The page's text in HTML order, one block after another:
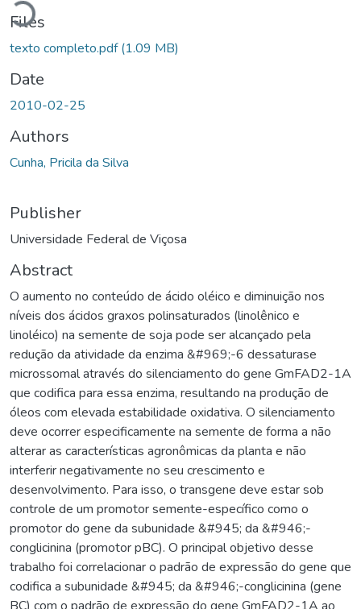
Loading...
Files
texto completo.pdf(1.09 MB)
Date
2010-02-25
Authors
Cunha, Pricila da Silva
Publisher
Universidade Federal de Viçosa
Abstract
O aumento no conteúdo de ácido oléico e diminuição nos
níveis dos ácidos graxos polinsaturados (linolênico e
linoléico) na semente de soja pode ser alcançado pela
redução da atividade da enzima &#969;-6 dessaturase
microssomal através do silenciamento do gene GmFAD2-1A
que codifica para essa enzima, resultando na produção de
óleos com elevada estabilidade oxidativa. O silenciamento
deve ocorrer especificamente na semente de forma a não
alterar as características agronômicas da planta e não
interferir negativamente no seu crescimento e
desenvolvimento. Para isso, o transgene deve estar sob
controle de um promotor semente-específico como o
promotor do gene da subunidade &#945; da &#946;-
conglicinina (promotor pBC). O principal objetivo desse
trabalho foi correlacionar o padrão de expressão do gene que
codifica a subunidade &#945; da &#946;-conglicinina (gene